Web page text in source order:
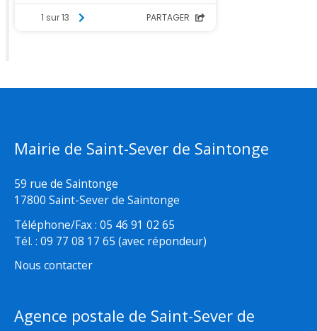
Mairie de Saint-Sever de Saintonge
59 rue de Saintonge
17800 Saint-Sever de Saintonge
Téléphone/Fax : 05 46 91 02 65
Tél. : 09 77 08 17 65 (avec répondeur)
Nous contacter
Agence postale de Saint-Sever de